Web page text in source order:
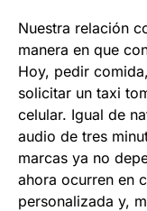
Nuestra relación
manera en que
Hoy, pedir
solicitar un taxi
celular. Igual de
audio de tres
marcas ya no
ahora ocurren en
personalizada y,